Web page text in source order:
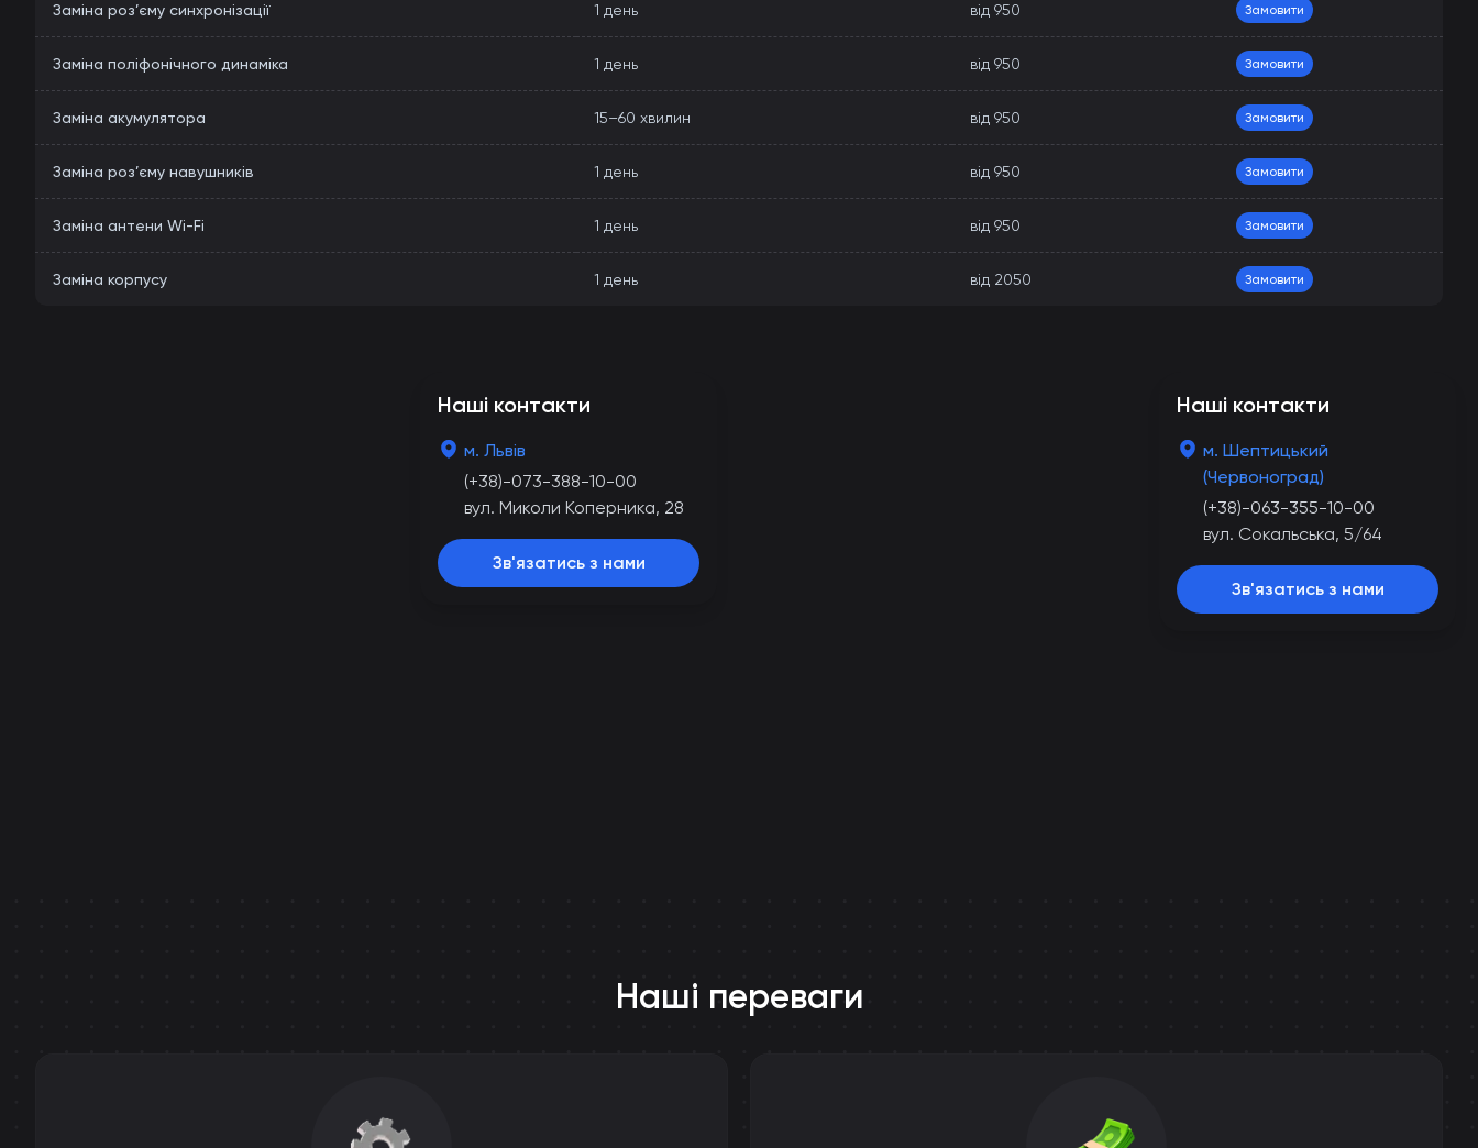
Заміна роз’єму синхронізації 1 день від 950 Замовити
Заміна поліфонічного динаміка 1 день від 950 Замовити
Заміна акумулятора 15–60 хвилин від 950 Замовити
Заміна роз’єму навушників 1 день від 950 Замовити
Заміна антени Wi-Fi 1 день від 950 Замовити
Заміна корпусу 1 день від 2050 Замовити
Наші контакти
м. Львів
(+38)-073-388-10-00
вул. Миколи Коперника, 28
Зв'язатись з нами
Наші контакти
м. Шептицький
(Червоноград)
(+38)-063-355-10-00
вул. Сокальська, 5/64
Зв'язатись з нами
Наші переваги